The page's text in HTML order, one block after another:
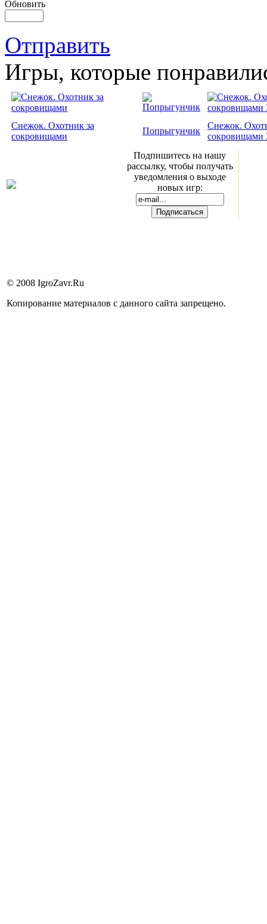
Обновить
Отправить
Игры, которые
Снежок. Охотник за
сокровищами
Попрыгунчик
Снежок.
сокровищами
Подпишитесь на нашу
рассылку, чтобы получать
уведомления о выходе
новых игр:
© 2008 IgroZavr.Ru
Копирование материалов с данного сайта запрещено.